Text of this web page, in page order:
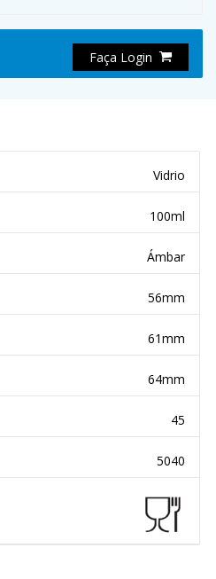
Faça Login
Vidrio
100ml
Ámbar
56mm
61mm
64mm
45
5040